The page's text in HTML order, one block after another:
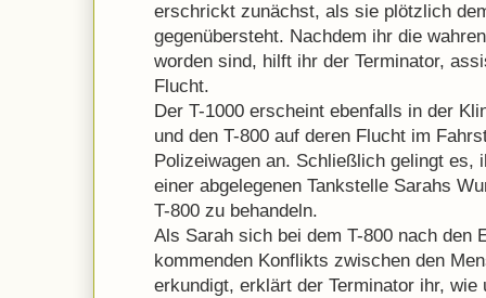
erschrickt zunächst, als sie plötzlich
gegenübersteht. Nachdem ihr die
worden sind, hilft ihr der Terminator,
Flucht.
Der T-1000 erscheint ebenfalls in der
und den T-800 auf deren Flucht im
Polizeiwagen an. Schließlich gelingt es,
einer abgelegenen Tankstelle Sarahs
T-800 zu behandeln.
Als Sarah sich bei dem T-800 nach den
kommenden Konflikts zwischen den
erkundigt, erklärt der Terminator ihr, wie